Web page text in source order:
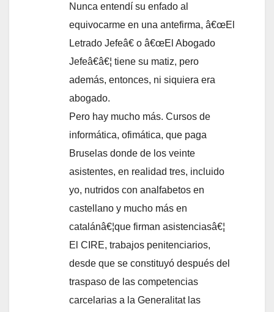
Nunca entendí­ su enfado al
equivocarme en una antefirma, â€œEl
Letrado Jefeâ€ o â€œEl Abogado
Jefeâ€â€¦ tiene su matiz, pero
además, entonces, ni siquiera era
abogado.
Pero hay mucho más. Cursos de
informática, ofimática, que paga
Bruselas donde de los veinte
asistentes, en realidad tres, incluido
yo, nutridos con analfabetos en
castellano y mucho más en
catalánâ€¦que firman asistenciasâ€¦
El CIRE, trabajos penitenciarios,
desde que se constituyó después del
traspaso de las competencias
carcelarias a la Generalitat las